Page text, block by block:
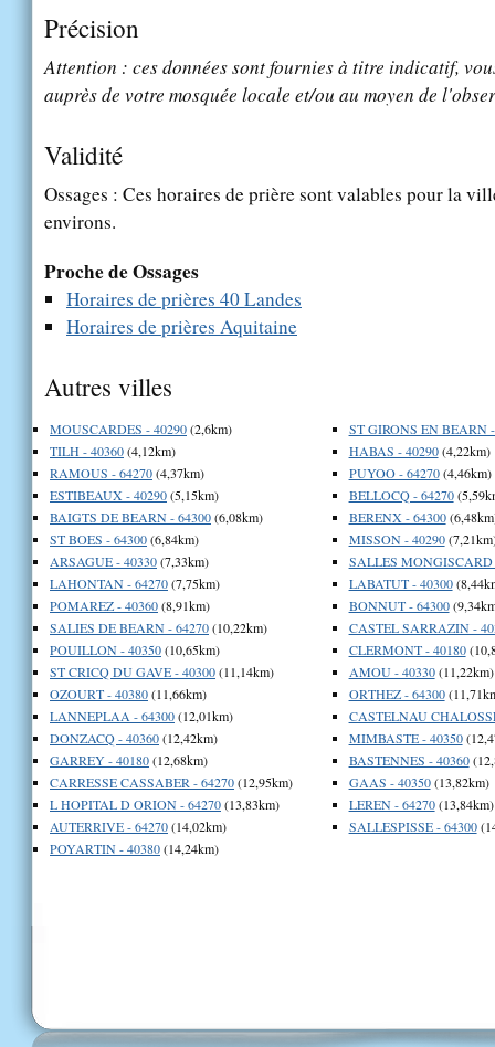
Précision
Attention : ces données sont fournies à titre indicatif,
auprès de votre mosquée locale et/ou au moyen de
Validité
Ossages : Ces horaires de prière sont valables pour la
environs.
Proche de Ossages
Horaires de prières 40 Landes
Horaires de prières Aquitaine
Autres villes
MOUSCARDES - 40290(2,6km)
TILH - 40360(4,12km)
RAMOUS - 64270(4,37km)
ESTIBEAUX - 40290(5,15km)
BAIGTS DE BEARN - 64300(6,08km)
ST BOES - 64300(6,84km)
ARSAGUE - 40330(7,33km)
LAHONTAN - 64270(7,75km)
POMAREZ - 40360(8,91km)
SALIES DE BEARN - 64270(10,22km)
POUILLON - 40350(10,65km)
ST CRICQ DU GAVE - 40300(11,14km)
OZOURT - 40380(11,66km)
LANNEPLAA - 64300(12,01km)
DONZACQ - 40360(12,42km)
GARREY - 40180(12,68km)
CARRESSE CASSABER - 64270(12,95km)
L HOPITAL D ORION - 64270(13,83km)
AUTERRIVE - 64270(14,02km)
POYARTIN - 40380(14,24km)
ST GIRONS EN BEARN
HABAS - 40290(4,22km)
PUYOO - 64270(4,46km)
BELLOCQ - 64270
BERENX - 64300
MISSON - 40290
SALLES MONGISCARD
LABATUT - 40300
BONNUT - 64300
CASTEL SARRAZIN -
CLERMONT - 40180
AMOU - 40330(11,22km)
ORTHEZ - 64300
CASTELNAU
MIMBASTE - 40350
BASTENNES - 40360
GAAS - 40350(13,82km)
LEREN - 64270(13,84km)
SALLESPISSE - 64300